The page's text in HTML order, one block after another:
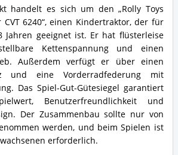
handelt es sich um den „Rolly Toys
CVT 6240“, einen Kindertraktor, der für
Jahren geeignet ist. Er hat flüsterleise
Kettenspannung und einen
Außerdem verfügt er über einen
und eine Vorderradfederung mit
Das Spiel-Gut-Gütesiegel garantiert
Benutzerfreundlichkeit und
Der Zusammenbau sollte nur von
werden, und beim Spielen ist
erforderlich.